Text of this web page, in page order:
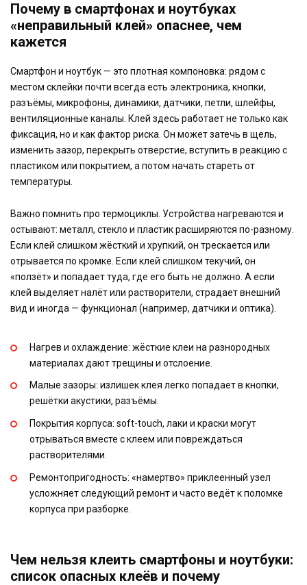
Почему в смартфонах и ноутбуках
«неправильный клей» опаснее, чем
кажется
Смартфон и ноутбук — это плотная компоновка: рядом с
местом склейки почти всегда есть электроника, кнопки,
разъёмы, микрофоны, динамики, датчики, петли, шлейфы,
вентиляционные каналы. Клей здесь работает не только как
фиксация, но и как фактор риска. Он может затечь в щель,
изменить зазор, перекрыть отверстие, вступить в реакцию с
пластиком или покрытием, а потом начать стареть от
температуры.
Важно помнить про термоциклы. Устройства нагреваются и
остывают: металл, стекло и пластик расширяются по-разному.
Если клей слишком жёсткий и хрупкий, он трескается или
отрывается по кромке. Если клей слишком текучий, он
«ползёт» и попадает туда, где его быть не должно. А если
клей выделяет налёт или растворители, страдает внешний
вид и иногда — функционал (например, датчики и оптика).
Нагрев и охлаждение: жёсткие клеи на разнородных
материалах дают трещины и отслоение.
Малые зазоры: излишек клея легко попадает в кнопки,
решётки акустики, разъёмы.
Покрытия корпуса: soft-touch, лаки и краски могут
отрываться вместе с клеем или повреждаться
растворителями.
Ремонтопригодность: «намертво» приклеенный узел
усложняет следующий ремонт и часто ведёт к поломке
корпуса при разборке.
Чем нельзя клеить смартфоны и ноутбуки:
список опасных клеёв и почему